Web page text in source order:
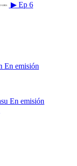
▶ Ep 6
En emisión
En emisión